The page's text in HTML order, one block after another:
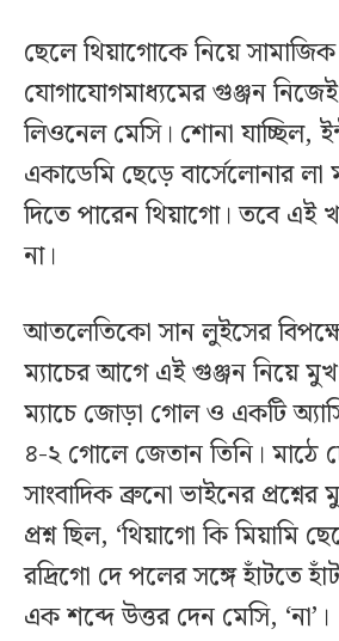
ছেলে থিয়াগোকে নিয়ে সামাজিক
যোগাযোগমাধ্যমের গুঞ্জন
লিওনেল মেসি। শোনা যাচ্ছিল,
একাডেমি ছেড়ে বার্সেলোনার লা
দিতে পারেন থিয়াগো। তবে এই
না।
আতলেতিকো সান লুইসের
ম্যাচের আগে এই গুঞ্জন নিয়ে
ম্যাচে জোড়া গোল ও একটি
৪-২ গোলে জেতান তিনি। মাঠে
সাংবাদিক ব্রুনো ভাইনের
প্রশ্ন ছিল, ‘থিয়াগো কি মিয়ামি
রদ্রিগো দে পলের সঙ্গে হাঁটতে
এক শব্দে উত্তর দেন মেসি, ‘না’।